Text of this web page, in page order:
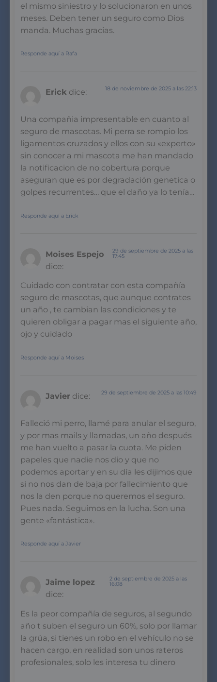
el mismo siniestro y lo solucionaron en unos
meses. Deben tener un seguro como Dios
manda. Muchas gracias.
Responde aquí a Rafa
Erick dice: 18 de noviembre de 2025 a las 22:13
Una compañia impresentable en cuanto al
seguro de mascotas. Mi perra se rompio los
ligamentos cruzados y ellos con su «experto»
sin conocer a mi mascota me han mandado
la notificacion de no cobertura porque
aseguran que es por degradación genetica o
golpes recurrentes… que el daño ya lo tenía…
Responde aquí a Erick
Moises Espejo
dice:
29 de septiembre de 2025 a las
17:45
Cuidado con contratar con esta compañía
seguro de mascotas, que aunque contrates
un año , te cambian las condiciones y te
quieren obligar a pagar mas el siguiente año,
ojo y cuidado
Responde aquí a Moises
Javier dice: 29 de septiembre de 2025 a las 10:49
Falleció mi perro, llamé para anular el seguro,
y por mas mails y llamadas, un año después
me han vuelto a pasar la cuota. Me piden
papeles que nadie nos dio y que no
podemos aportar y en su día les dijimos que
si no nos dan de baja por fallecimiento que
nos la den porque no queremos el seguro.
Pues nada. Seguimos en la lucha. Son una
gente «fantástica».
Responde aquí a Javier
Jaime lopez
dice:
2 de septiembre de 2025 a las
16:08
Es la peor compañía de seguros, al segundo
año t suben el seguro un 60%, solo por llamar
la grúa, si tienes un robo en el vehículo no se
hacen cargo, en realidad son unos rateros
profesionales, solo les interesa tu dinero